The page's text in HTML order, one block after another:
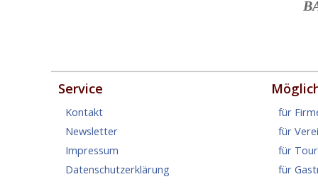
Service
Kontakt
Newsletter
Impressum
Datenschutzerklärung
für
für
für
für